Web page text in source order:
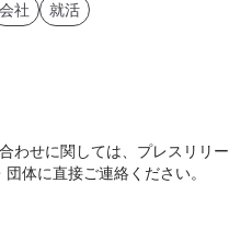
会社 就活
わせに関しては、プレスリリー
体に直接ご連絡ください。